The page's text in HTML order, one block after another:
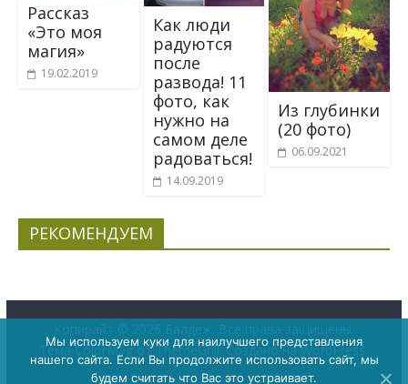
Рассказ
«Это моя
магия»
19.02.2019
Как люди
радуются
после
развода! 11
фото, как
нужно на
самом деле
радоваться!
14.09.2019
Из глубинки
(20 фото)
06.09.2021
РЕКОМЕНДУЕМ
ТемаColorMagот ThemeGrill. Создано наWordPress
Мы используем куки для наилучшего представления
нашего сайта. Если Вы продолжите использовать сайт, мы
будем считать что Вас это устраивает.